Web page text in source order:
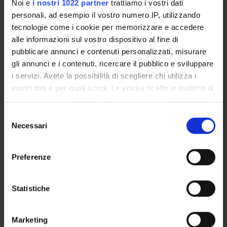
Noi e i nostri 1022 partner trattiamo i vostri dati
personali, ad esempio il vostro numero IP, utilizzando
tecnologie come i cookie per memorizzare e accedere
alle informazioni sul vostro dispositivo al fine di
pubblicare annunci e contenuti personalizzati, misurare
gli annunci e i contenuti, ricercare il pubblico e sviluppare
i servizi. Avete la possibilità di scegliere chi utilizza i
vostri dati e per quali scopi. Le vostre scelte in materia di
privacy sono applicabili solo su questa proprietà digitale
modificare o revocare il proprio consenso in qualsiasi
momento dalla Dichiarazione sui cookie o facendo clic
raccogliere informazioni sulla tua posizione
geografica, con un'approssimazione di qualche
Identificare il tuo dispositivo, scansionandolo
delNecessari
Preferenze
Statistiche
Marketing
Genetica e genomica umana, vegetale e microbica
Genetics & Heredity (DBT)
Genetica e genomica umana, vegetale e microbica
Genetics & Heredity (DDSP) (DDSP)
Genetica e genomica umana, vegetale e microbica
Genetics & Heredity (DM) (DM)
Genetica e genomica umana, vegetale e microbica
AREE DI RICERCA